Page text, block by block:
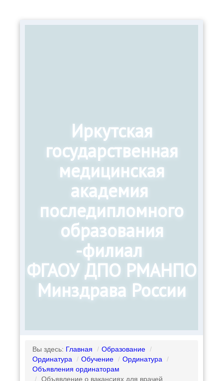
Иркутская
государственная
медицинская
академия
последипломного
образования
-филиал
ФГАОУ ДПО РМАНПО
Минздрава России
Вы здесь: Главная / Образование
/
Ординатура
/ Обучение / Ординатура
/
Объявления ординаторам
/ Объявление о вакансиях для врачей